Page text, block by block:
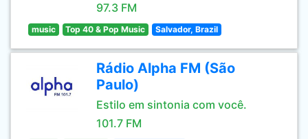
97.3 FM
music Top 40 & Pop Music Salvador, Brazil
Rádio Alpha FM (São
Paulo)
Estilo em sintonia com você.
101.7 FM